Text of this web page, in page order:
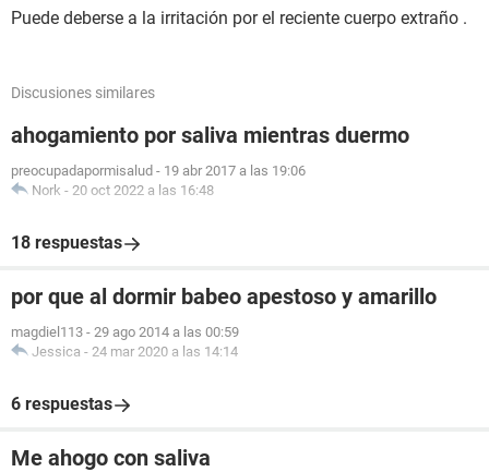
Puede deberse a la irritación por el reciente cuerpo extraño .
Discusiones similares
ahogamiento por saliva mientras duermo
preocupadapormisalud - 19 abr 2017 a las 19:06
Nork - 20 oct 2022 a las 16:48
18 respuestas
por que al dormir babeo apestoso y amarillo
magdiel113 - 29 ago 2014 a las 00:59
Jessica - 24 mar 2020 a las 14:14
6 respuestas
Me ahogo con saliva